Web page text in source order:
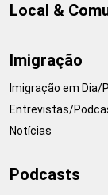
Local &
Imigração
Imigração em
Entrevistas/
Notícias
Podcasts